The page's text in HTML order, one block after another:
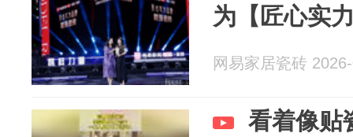
为【匠心实
网易家居瓷砖
看着像贴